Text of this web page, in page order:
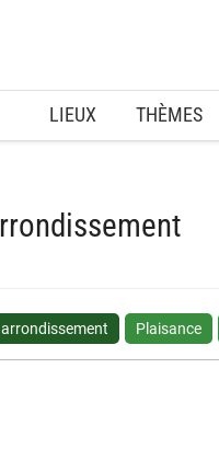
LIEUX THÈMES
Plaisance